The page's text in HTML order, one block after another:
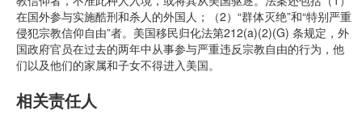
在国外参与实施酷刑和杀人的外国人；（2）“群体灭绝”和“特别严重
侵犯宗教信仰自由”者。美国移民归化法第212(a)(2)(G) 条规定，外
国政府官员在过去的两年中从事参与严重违反宗教自由的行为，他
们以及他们的家属和子女不得进入美国。
相关责任人